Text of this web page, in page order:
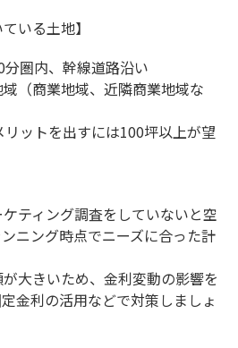
いる土地】
圏内、幹線道路沿い
（商業地域、近隣商業地域な
ットを出すには100坪以上が望
ティング調査をしていないと空
ニング時点でニーズに合った計
大きいため、金利変動の影響を
金利の活用などで対策しましょ